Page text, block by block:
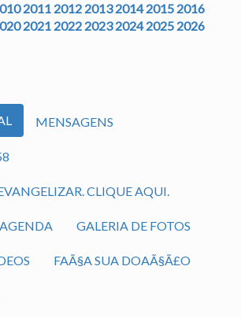
2011 2012 2013 2014 2015 2016
2021 2022 2023 2024 2025 2026
MENSAGENS
CLIQUE AQUI.
AGENDA GALERIA DE FOTOS
FAÃ§A SUA DOAÃ§Ã£O